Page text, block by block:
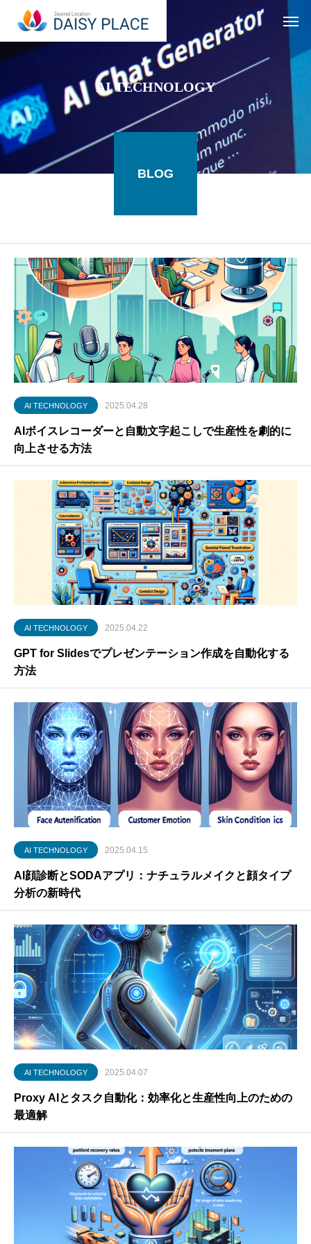
AI TECHNOLOGY
BLOG
AI TECHNOLOGY 2025.04.28
AIボイスレコーダーと自動文字起こしで生産性を劇的に
向上させる方法
AI TECHNOLOGY 2025.04.22
GPT for Slidesでプレゼンテーション作成を自動化する
方法
AI TECHNOLOGY 2025.04.15
AI顔診断とSODAアプリ：ナチュラルメイクと顔タイプ
分析の新時代
AI TECHNOLOGY 2025.04.07
Proxy AIとタスク自動化：効率化と生産性向上のための
最適解